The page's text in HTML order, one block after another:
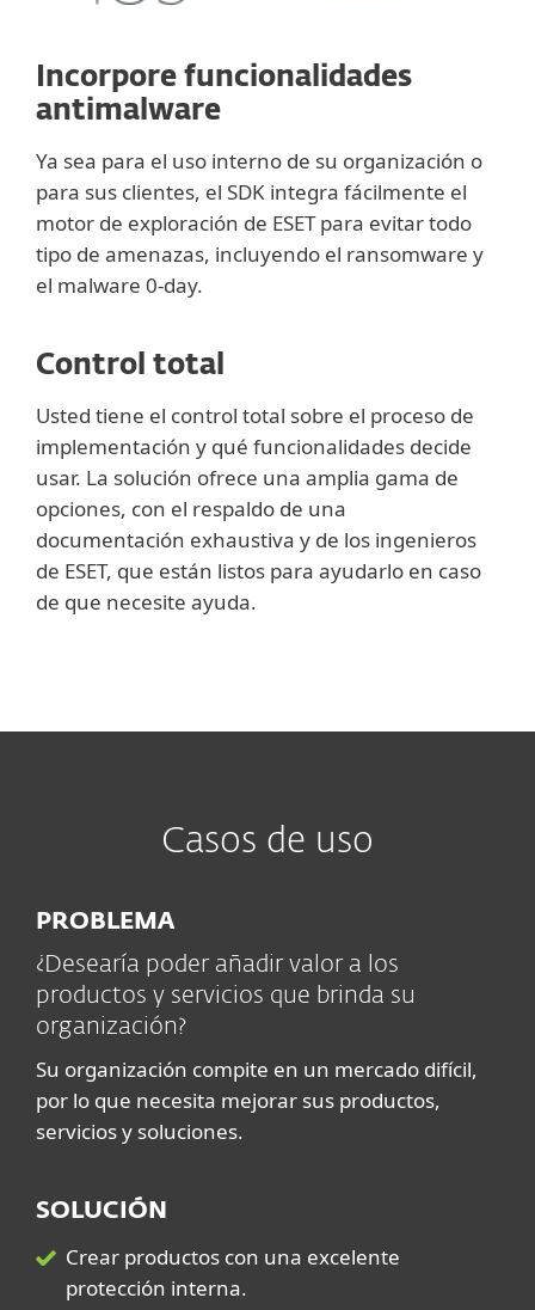
Incorpore funcionalidades
antimalware
Ya sea para el uso interno de su organización o
para sus clientes, el SDK integra fácilmente el
motor de exploración de ESET para evitar todo
tipo de amenazas, incluyendo el ransomware y
el malware 0-day.
Control total
Usted tiene el control total sobre el proceso de
implementación y qué funcionalidades decide
usar. La solución ofrece una amplia gama de
opciones, con el respaldo de una
documentación exhaustiva y de los ingenieros
de ESET, que están listos para ayudarlo en caso
de que necesite ayuda.
Casos de uso
PROBLEMA
¿Desearía poder añadir valor a los
productos y servicios que brinda su
organización?
Su organización compite en un mercado difícil,
por lo que necesita mejorar sus productos,
servicios y soluciones.
SOLUCIÓN
Crear productos con una excelente
protección interna.